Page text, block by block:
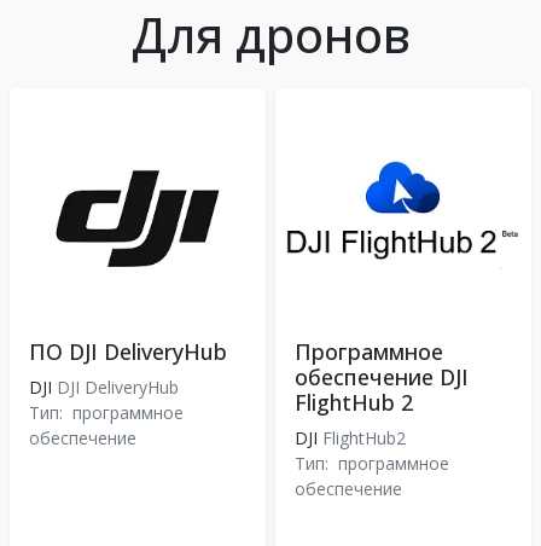
Для дронов
ПО DJI DeliveryHub
DJI DJI DeliveryHub
Тип: программное
обеспечение
Программное
обеспечение DJI
FlightHub 2
DJI FlightHub2
Тип: программное
обеспечение